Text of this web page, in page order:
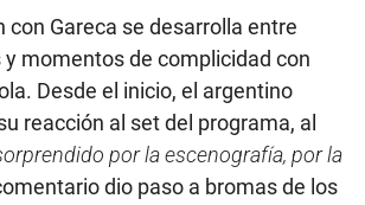
con Gareca se desarrolla entre
y momentos de complicidad con
Desde el inicio, el argentino
reacción al set del programa, al
por la escenografía, por la
dio paso a bromas de los